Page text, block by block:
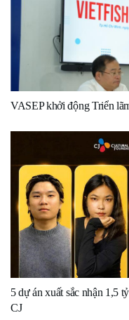
VASEP khởi động Triển
5 dự án xuất sắc nhận 1,5
CJ